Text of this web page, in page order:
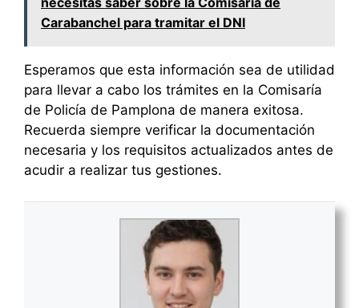
Carabanchel para tramitar el DNI
Esperamos que esta información sea de utilidad
para llevar a cabo los trámites en la Comisaría
de Policía de Pamplona de manera exitosa.
Recuerda siempre verificar la documentación
necesaria y los requisitos actualizados antes de
acudir a realizar tus gestiones.